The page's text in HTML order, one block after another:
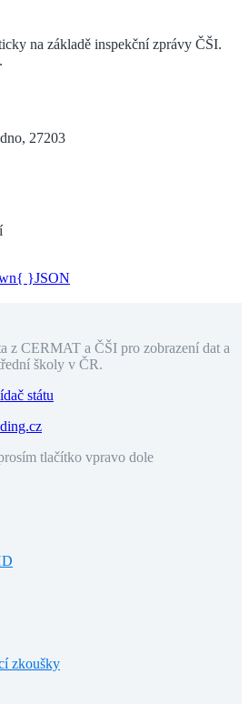
na základě inspekční zprávy ČŠI.
27203
{ }JSON
z CERMAT a ČŠI pro zobrazení dat a
školy v ČR.
státu
tlačítko vpravo dole
zkoušky